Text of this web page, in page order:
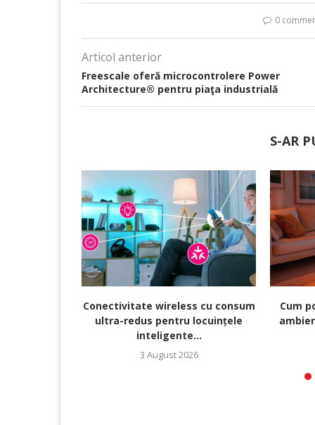
0
Articol anterior
Freescale oferă microcontrolere Power
Architecture® pentru piaţa industrială
S-AR
Conectivitate wireless cu consum
ultra-redus pentru locuințele
inteligente...
3 August 2026
Cum